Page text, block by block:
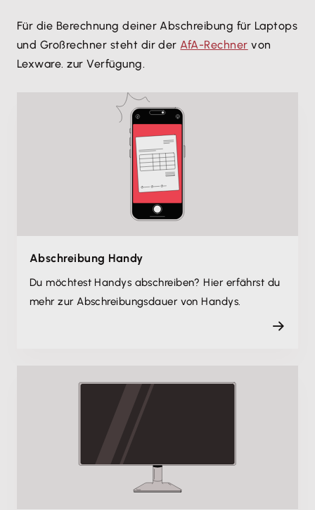
Für die Berechnung deiner Abschreibung für Laptops
und Großrechner steht dir derAfA-Rechner von
Lexware. zur Verfügung.
Abschreibung Handy
Du möchtest Handys abschreiben? Hier erfährst du
mehr zur Abschreibungsdauer von Handys.